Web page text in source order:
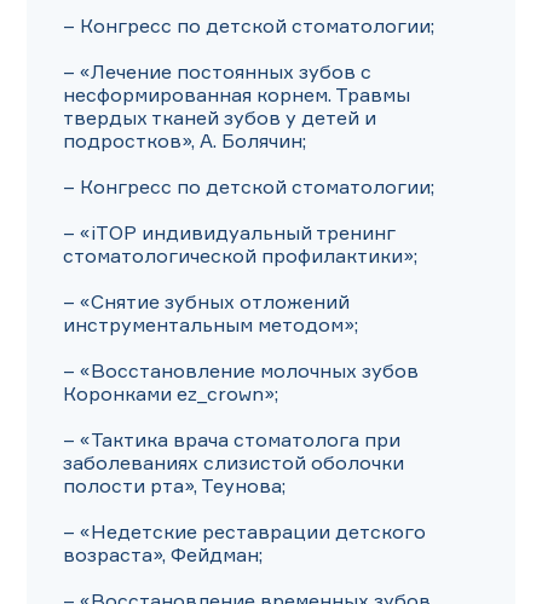
– Конгресс по детской стоматологии;
– «Лечение постоянных зубов с
несформированная корнем. Травмы
твердых тканей зубов у детей и
подростков», А. Болячин;
– Конгресс по детской стоматологии;
– «iTOP индивидуальный тренинг
стоматологической профилактики»;
– «Снятие зубных отложений
инструментальным методом»;
– «Восстановление молочных зубов
Коронками еz_сrоwn»;
– «Тактика врача стоматолога при
заболеваниях слизистой оболочки
полости рта», Теунова;
– «Недетские реставрации детского
возраста», Фейдман;